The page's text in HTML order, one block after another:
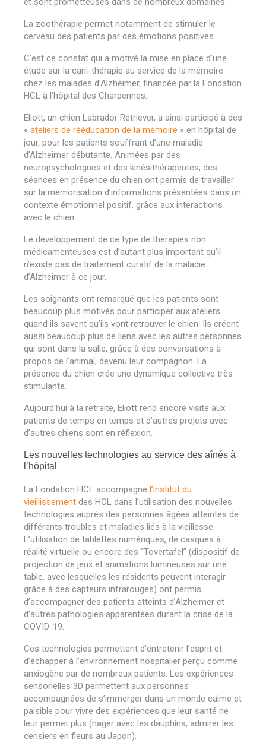
La zoothérapie permet notamment de stimuler le
cerveau des patients par des émotions positives.
C’est ce constat qui a motivé la mise en place d’une
étude sur la cani-thérapie au service de la mémoire
chez les malades d’Alzheimer, financée par la Fondation
HCL à l’hôpital des Charpennes.
Eliott, un chien Labrador Retriever, a ainsi participé à des
« ateliers de rééducation de la mémoire » en hôpital de
jour, pour les patients souffrant d’une maladie
d’Alzheimer débutante. Animées par des
neuropsychologues et des kinésithérapeutes, des
séances en présence du chien ont permis de travailler
sur la mémorisation d’informations présentées dans un
contexte émotionnel positif, grâce aux interactions
avec le chien.
Le développement de ce type de thérapies non
médicamenteuses est d’autant plus important qu’il
n’existe pas de traitement curatif de la maladie
d’Alzheimer à ce jour.
Les soignants ont remarqué que les patients sont
beaucoup plus motivés pour participer aux ateliers
quand ils savent qu’ils vont retrouver le chien. Ils créent
aussi beaucoup plus de liens avec les autres personnes
qui sont dans la salle, grâce à des conversations à
propos de l’animal, devenu leur compagnon. La
présence du chien crée une dynamique collective très
stimulante.
Aujourd’hui à la retraite, Eliott rend encore visite aux
patients de temps en temps et d’autres projets avec
d’autres chiens sont en réflexion.
Les nouvelles technologies au service des aînés à
l’hôpital
La Fondation HCL accompagne l’institut du
vieillissement des HCL dans l’utilisation des nouvelles
technologies auprès des personnes âgées atteintes de
différents troubles et maladies liés à la vieillesse.
L’utilisation de tablettes numériques, de casques à
réalité virtuelle ou encore des “Tovertafel” (dispositif de
projection de jeux et animations lumineuses sur une
table, avec lesquelles les résidents peuvent interagir
grâce à des capteurs infrarouges) ont permis
d’accompagner des patients atteints d’Alzheimer et
d’autres pathologies apparentées durant la crise de la
COVID-19.
Ces technologies permettent d’entretenir l’esprit et
d’échapper à l’environnement hospitalier perçu comme
anxiogène par de nombreux patients. Les expériences
sensorielles 3D permettent aux personnes
accompagnées de s’immerger dans un monde calme et
paisible pour vivre des expériences que leur santé ne
leur permet plus (nager avec les dauphins, admirer les
cerisiers en fleurs au Japon).